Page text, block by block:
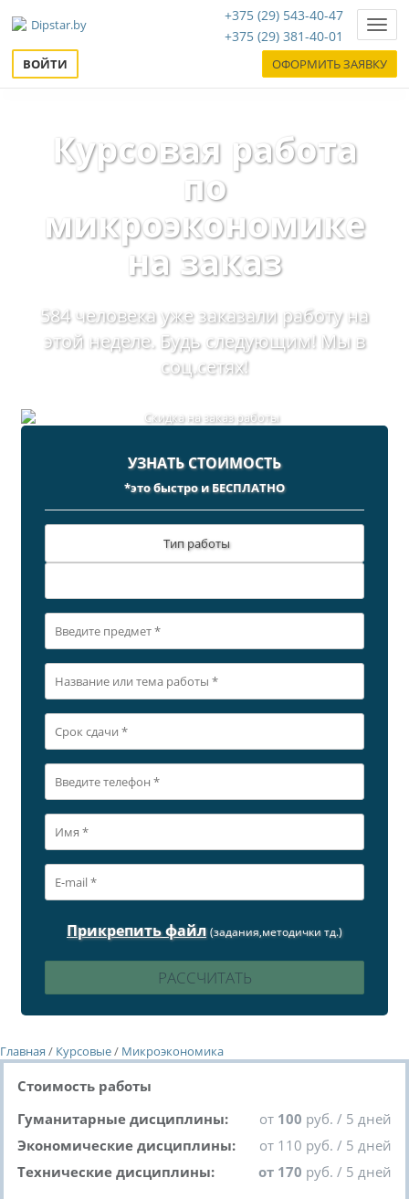
+375 (29) 543-40-47
+375 (29) 381-40-01
ВОЙТИ ОФОРМИТЬ ЗАЯВКУ
Курсовая работа
по
микроэкономике
на заказ
584 человека уже заказали работу на
этой неделе. Будь следующим! Мы в
соц.сетях!
УЗНАТЬ СТОИМОСТЬ
*это быстро и БЕСПЛАТНО
Тип работы
Прикрепить файл (задания,методички тд.)
Главная / Курсовые/ Микроэкономика
Стоимость работы
Гуманитарные дисциплины:
от 100 руб. / 5 дней
Экономические дисциплины:
от 110 руб. / 5 дней
Технические дисциплины:
от 170 руб. / 5 дней